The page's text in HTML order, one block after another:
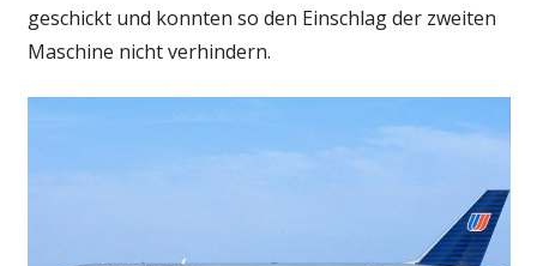
geschickt und konnten so den Einschlag der zweiten
Maschine nicht verhindern.